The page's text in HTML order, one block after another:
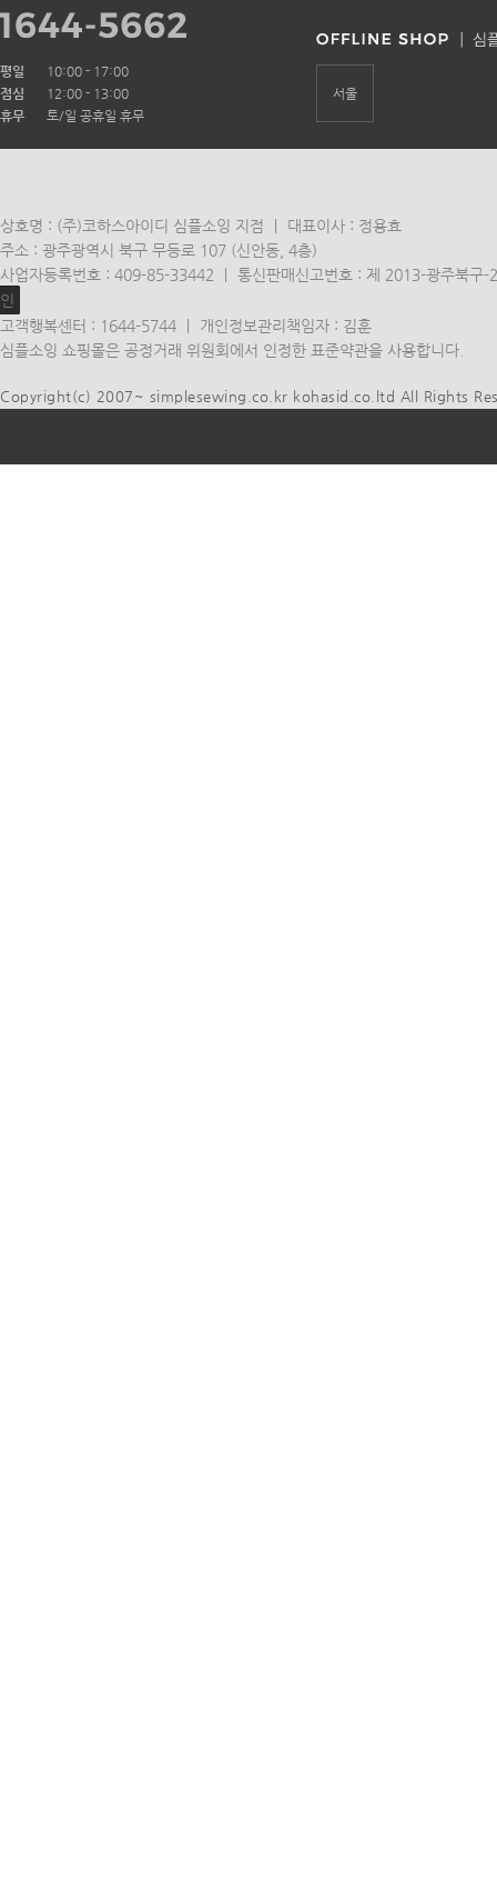
평일
10:00 - 17:00
점심
12:00 - 13:00
휴무
토/일 공휴일 휴무
서울
상호명 : (주)코하스아이디 심플소잉 지점 ㅣ 대표이사 : 정용효
주소 : 광주광역시 북구 무등로 107 (신안동, 4층)
사업자등록번호 : 409-85-33442 ㅣ 통신판매신고번호 : 제 2013-광주북구
인
고객행복센터 : 1644-5744 ㅣ 개인정보관리책임자 : 김훈
심플소잉 쇼핑몰은 공정거래 위원회에서 인정한 표준약관을 사용합니다.
Copyright(c) 2007~ simplesewing.co.kr kohasid.co.ltd All Rights